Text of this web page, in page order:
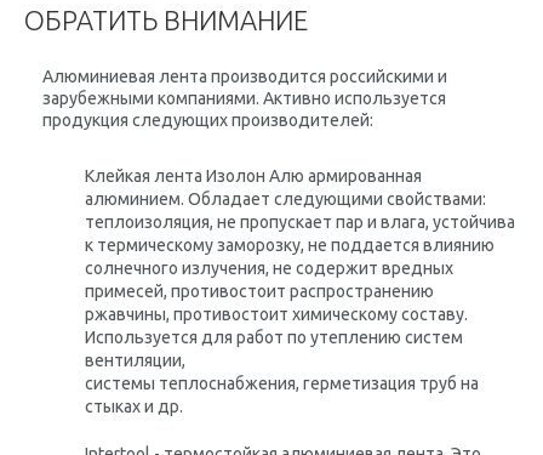
ОБРАТИТЬ ВНИМАНИЕ
Алюминиевая лента производится российскими и
зарубежными компаниями. Активно используется
продукция следующих производителей:
Клейкая лента Изолон Алю армированная
алюминием. Обладает следующими свойствами:
теплоизоляция, не пропускает пар и влага, устойчива
к термическому заморозку, не поддается влиянию
солнечного излучения, не содержит вредных
примесей, противостоит распространению
ржавчины, противостоит химическому составу.
Используется для работ по утеплению систем
вентиляции,
системы теплоснабжения, герметизация труб на
стыках и др.